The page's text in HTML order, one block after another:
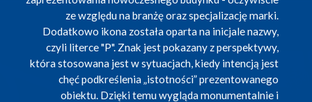
ze względu na branżę oraz specjalizację marki.
Dodatkowo ikona została oparta na inicjale nazwy,
czyli literce "P". Znak jest pokazany z perspektywy,
która stosowana jest w sytuacjach, kiedy intencją jest
chęć podkreślenia „istotności” prezentowanego
obiektu. Dzięki temu wygląda monumentalnie i